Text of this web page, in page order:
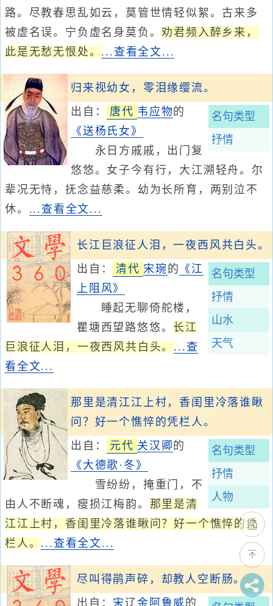
路。尽教春思乱如云，莫管世情轻似絮。古来多
被虚名误。宁负虚名身莫负。劝君频入醉乡来，
此是无愁无恨处。 ...查看全文...
归来视幼女，零泪缘缨流。
名句类型
抒情
出自： 唐代 韦应物 的
《送杨氏女》
永日方戚戚，出门复
悠悠。女子今有行，大江溯轻舟。尔
辈况无恃，抚念益慈柔。幼为长所育，两别泣不
休。 ...查看全文...
长江巨浪征人泪，一夜西风共白头。
名句类型
抒情
山水
天气
出自： 清代 宋琬 的 《江
上阻风》
睡起无聊倚舵楼，
瞿塘西望路悠悠。 长江
巨浪征人泪，一夜西风共白头。 ...查
看全文...
那里是清江江上村，香闺里冷落谁瞅
问？好一个憔悴的凭栏人。
名句类型
抒情
人物
出自： 元代 关汉卿 的
《大德歌·冬》
雪纷纷，掩重门，不
由人不断魂，瘦损江梅韵。 那里是清
江江上村，香闺里冷落谁瞅问？好一个憔悴的凭
栏人。 ...查看全文...
尽叫得鹃声碎，却教人空断肠。
出自： 宋辽金 阿鲁威 的